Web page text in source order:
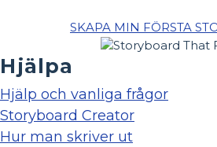
SKAPA MIN FÖRSTA
Hjälpa
Hjälp och vanliga frågor
Storyboard Creator
Hur man skriver ut